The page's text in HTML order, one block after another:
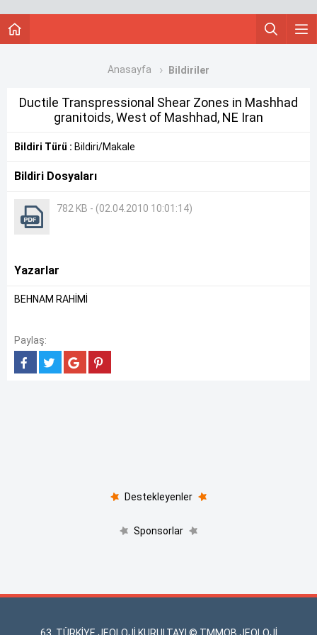
Anasayfa Bildiriler
Ductile Transpressional Shear Zones in Mashhad
granitoids, West of Mashhad, NE Iran
Bildiri Türü : Bildiri/Makale
Bildiri Dosyaları
782 KB - (02.04.2010 10:01:14)
Yazarlar
BEHNAM RAHİMİ
Paylaş:
Destekleyenler
Sponsorlar
63. TÜRKİYE JEOLOJİ KURULTAYI © TMMOB JEOLOJİ